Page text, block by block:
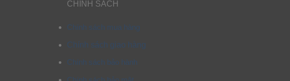
CHÍNH SÁCH
Chính sách mua hàng
Chính sách giao hàng
Chính sách bảo hành